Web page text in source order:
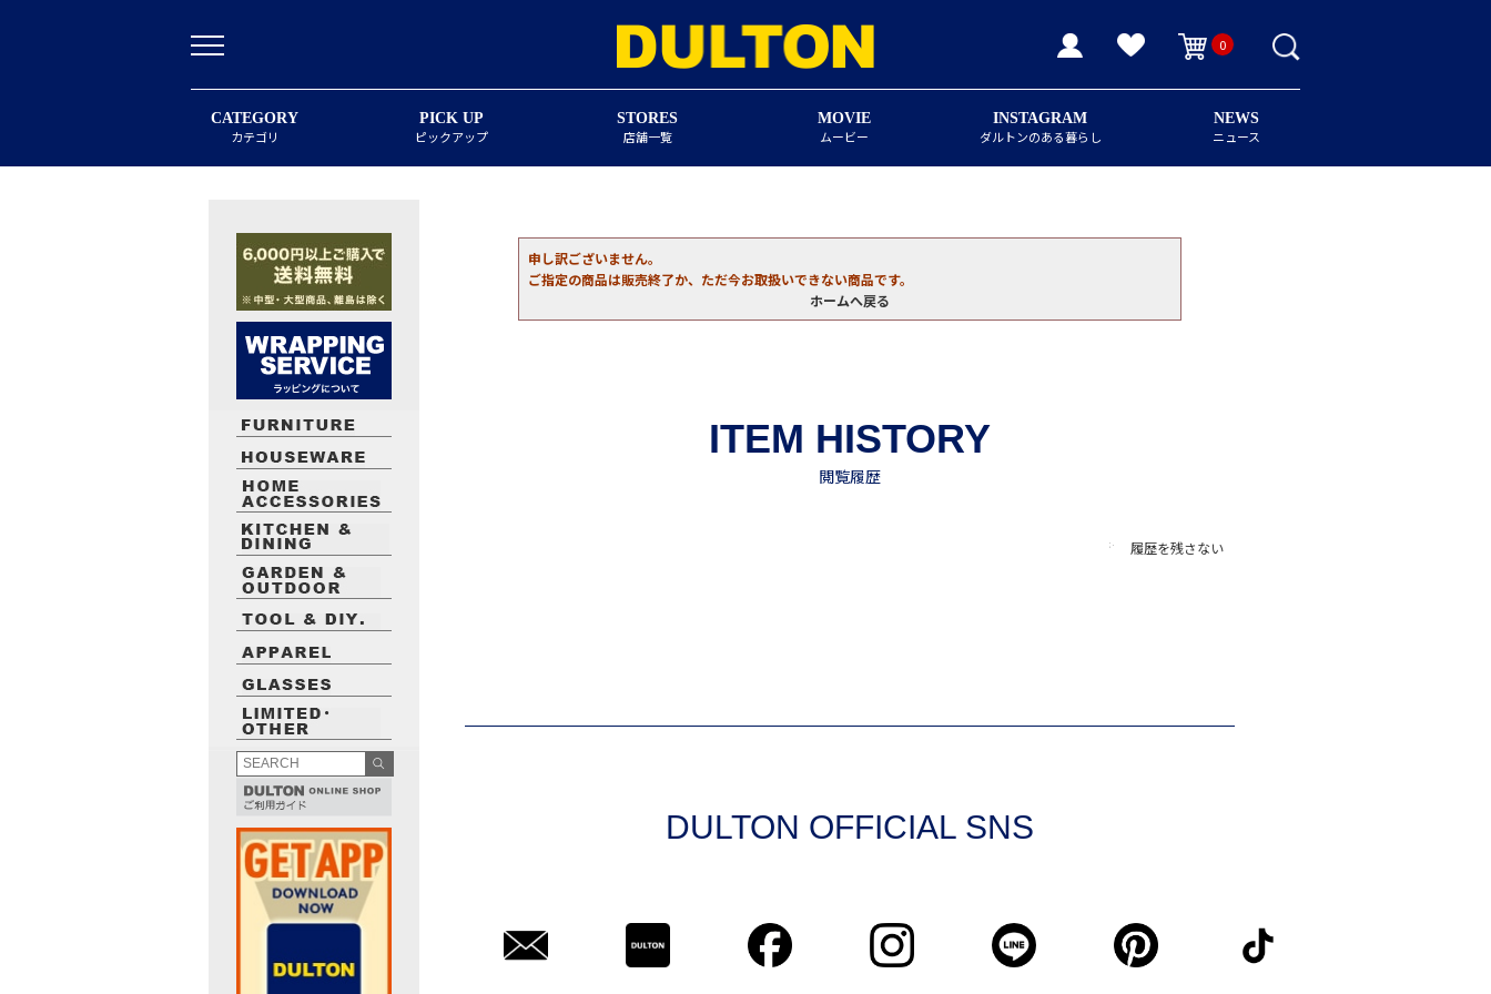
0
CATEGORY
カテゴリ
PICK UP
ピックアップ
STORES
店舗一覧
MOVIE
ムービー
INSTAGRAM
ダルトンのある暮らし
NEWS
ニュース
申し訳ございません。
ご指定の商品は販売終了か、ただ今お取扱いできない商品です。
ホームへ戻る
履歴を残さない
DULTON OFFICIAL SNS